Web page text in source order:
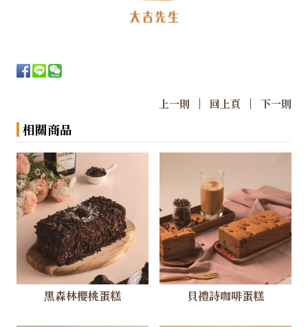
上一則 | 回上頁 |下一則
相關商品
黑森林櫻桃蛋糕 貝禮詩咖啡蛋糕